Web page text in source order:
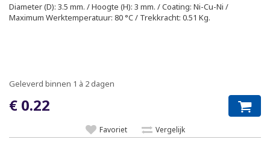
Diameter (D): 3.5 mm. / Hoogte (H): 3 mm. / Coating: Ni-Cu-Ni /
Maximum Werktemperatuur: 80 °C / Trekkracht: 0.51 Kg.
Geleverd binnen 1 à 2 dagen
€ 0.22
Favoriet Vergelijk